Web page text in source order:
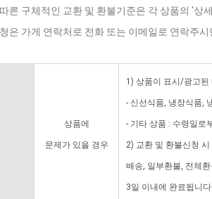
른 구체적인 교환 및 환불기준은 각 상품의 '상
은 가게 연락처로 전화 또는 이메일로 연락주
상품에
문제가 있을 경우
1) 상품이 표시/광고된
- 신선식품, 냉장식품,
- 기타 상품 : 수령일로
2) 교환 및 환불신청
배송, 일부환불, 전체
3일 이내에 완료됩니